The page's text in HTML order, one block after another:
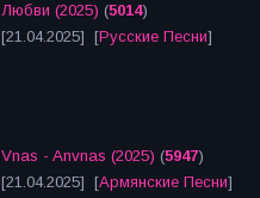
Любви (2025) (5014)
[21.04.2025] [Русские Песни]
Vnas - Anvnas (2025) (5947)
[21.04.2025] [Армянские Песни]